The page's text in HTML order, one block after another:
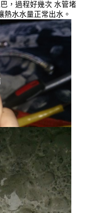
，過程好幾次 水管堵
熱水水量正常出水。